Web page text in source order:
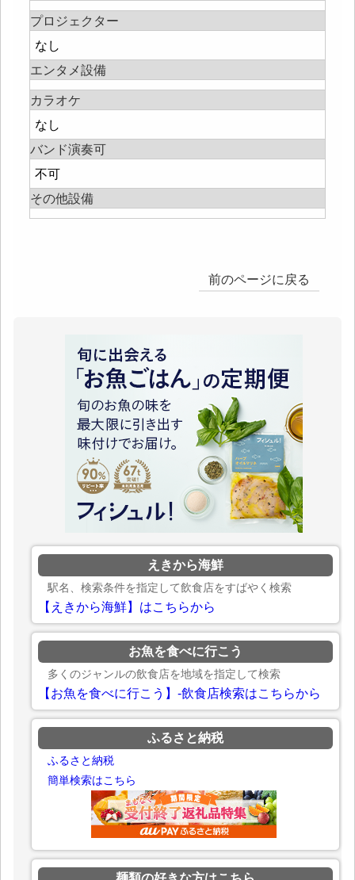
プロジェクター
なし
エンタメ設備
カラオケ
なし
バンド演奏可
不可
その他設備
前のページに戻る
えきから海鮮
駅名、検索条件を指定して飲食店をすばやく検索
【えきから海鮮】はこちらから
お魚を食べに行こう
多くのジャンルの飲食店を地域を指定して検索
【お魚を食べに行こう】-飲食店検索はこちらから
ふるさと納税
ふるさと納税
簡単検索はこちら